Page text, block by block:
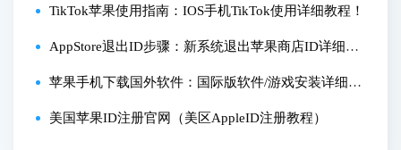
TikTok苹果使用指南：IOS手机TikTok使用详细教程！
AppStore退出ID步骤：新系统退出苹果商店ID详细教
程！
苹果手机下载国外软件：国际版软件/游戏安装详细指
南！
美国苹果ID注册官网（美区AppleID注册教程）